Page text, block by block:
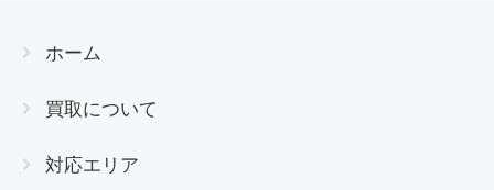
ホーム
買取について
対応エリア